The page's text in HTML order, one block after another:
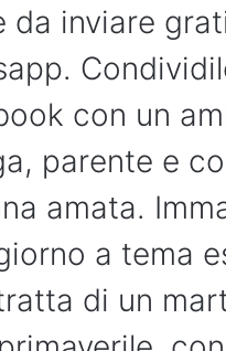
da inviare
con un
parente e
amata.
a tema
di un